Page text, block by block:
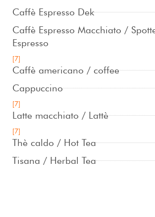
Caffè Espresso Dek
Caffè Espresso Macchiato /
Espresso
[7]
Caffè americano / coffee
Cappuccino
[7]
Latte macchiato / Lattè
[7]
Thè caldo / Hot Tea
Tisana / Herbal Tea